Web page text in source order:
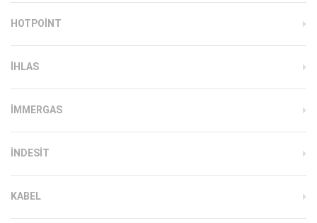
HOTPOINT
IHLAS
İMMERGAS
INDESIT
KABEL